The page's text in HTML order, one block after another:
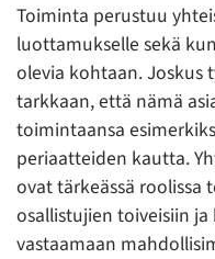
Toiminta perustuu
luottamukselle sekä
olevia kohtaan.
tarkkaan, että nämä
toimintaansa
periaatteiden kautta.
ovat tärkeässä roolissa
osallistujien toiveisiin
vastaamaan